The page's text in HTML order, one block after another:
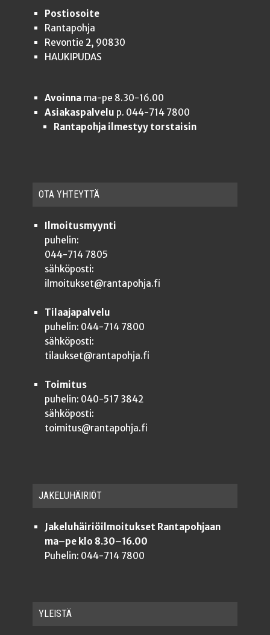
Postiosoite
Rantapohja
Revontie 2, 90830
HAUKIPUDAS
Avoinnama-pe 8.30-16.00
Asiakaspalvelu p. 044-714 7800
Rantapohja ilmestyy torstaisin
OTA YHTEYT­TÄ
Ilmoitusmyynti
puhelin:
044-714 7805
sähköposti:
ilmoitukset@rantapohja.fi
Tilaajapalvelu
puhelin: 044-714 7800
sähköposti:
tilaukset@rantapohja.fi
Toimitus
puhelin: 040-517 3842
sähköposti:
toimitus@rantapohja.fi
JAKE­LU­HÄI­RIÖT
Jakeluhäiriöilmoitukset Rantapohjaan
ma–pe klo 8.30–16.00
Puhelin: 044-714 7800
YLEISTÄ